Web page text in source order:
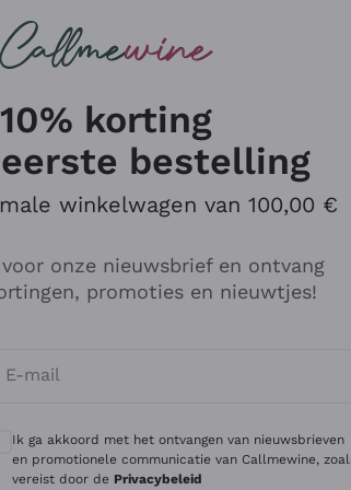
del Bosco
Gavi
10% korting
bestelling
winkelwagen van 100,00 €
onze nieuwsbrief en ontvang
promoties en nieuwtjes!
E-mail
toestemmingen om
Ik ga akkoord met het ontvangen van nieuwsbrieven
en promotionele communicatie van Callmewine,
vereist door de Privacybeleid